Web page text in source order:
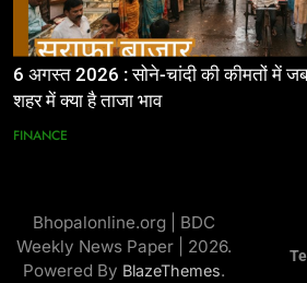
6 अगस्त 2026 : सोने-चांदी की कीमतों में
शहर में क्या है ताजा भाव
FINANCE
Bhopalonline.org | BDC
Weekly News Paper | 2026.
Powered By BlazeThemes.